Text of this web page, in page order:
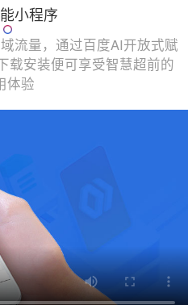
小程序
流量，通过百度AI开放式赋
载安装便可享受智慧超前的
体验